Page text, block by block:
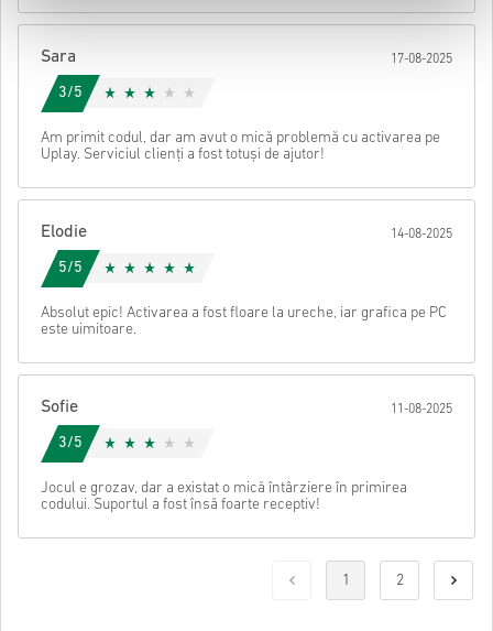
După aceea, vei primi un e-mail cu un link securizat pentru a
accesa codul tău.
Sara 17-08-2025
3/5
Am primit codul, dar am avut o mică problemă cu activarea pe
Uplay. Serviciul clienți a fost totuși de ajutor!
Elodie 14-08-2025
5/5
Absolut epic! Activarea a fost floare la ureche, iar grafica pe PC
este uimitoare.
Sofie 11-08-2025
3/5
Jocul e grozav, dar a existat o mică întârziere în primirea
codului. Suportul a fost însă foarte receptiv!
1 2